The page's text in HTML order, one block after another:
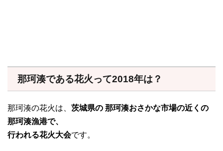
那珂湊である花火って2018年は？
那珂湊の花火は、 茨城県の 那珂湊おさかな市場の近くの
那珂湊漁港で、
行われる花火大会です。